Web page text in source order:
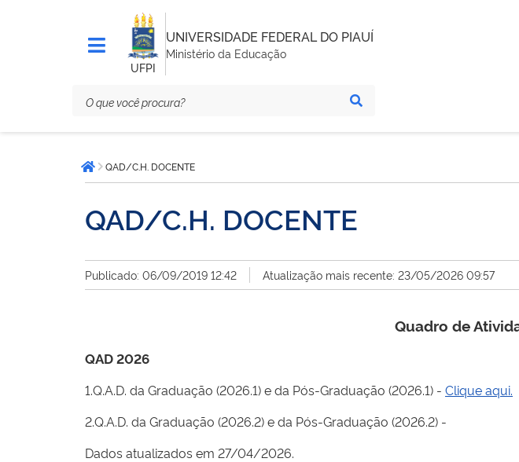
UFPI
UNIVERSIDADE FEDERAL DO PIAUÍ
Ministério da Educação
está
aqui:Página inicial
QAD/C.H. DOCENTE
QAD/C.H. DOCENTE
Publicado: 06/09/2019 12:42 Atualização mais recente: 23/05/2026 09:57
Quadro de
QAD 2026
1.Q.A.D. da Graduação (2026.1) e da Pós-Graduação (2026.1) - Clique aqui.
2.Q.A.D. da Graduação (2026.2) e da Pós-Graduação (2026.2) -
Dados atualizados em 27/04/2026.